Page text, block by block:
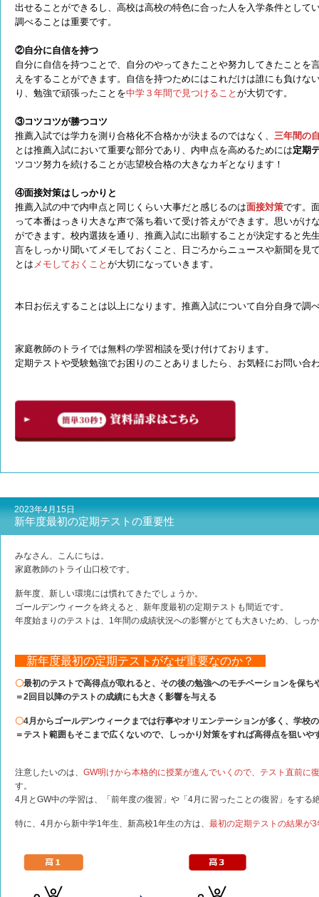
出せることができるし、高校は高校の特色に合った人を入学条件として
調べることは重要です。
②自分に自信を持つ
自分に自信を持つことで、自分のやってきたことや努力してきたことを
えをすることができます。自信を持つためにはこれだけは誰にも負けな
り、勉強で頑張ったことを中学３年間で見つけること が大切です。
③コツコツが勝つコツ
推薦入試では学力を測り合格化不合格かが決まるのではなく、 三年間の
とは推薦入試において重要な部分であり、内申点を高めるためには定期
ツコツ努力を続けることが志望校合格の大きなカギとなります！
④面接対策はしっかりと
推薦入試の中で内申点と同じくらい大事だと感じるのは面接対策です。
って本番はっきり大きな声で落ち着いて受け答えができます。思いがけ
ができます。校内選抜を通り、推薦入試に出願することが決定すると先
言をしっかり聞いてメモしておくこと、日ごろからニュースや新聞を見
とは メモしておくこと が大切になっていきます。
本日お伝えすることは以上になります。推薦入試について自分自身で調
家庭教師のトライでは無料の学習相談を受け付けております。
定期テストや受験勉強でお困りのことありましたら、お気軽にお問い合
2023年4月15日
新年度最初の定期テストの重要性
みなさん、こんにちは。
家庭教師のトライ山口校です。
新年度、新しい環境には慣れてきたでしょうか。
ゴールデンウィークを終えると、新年度最初の定期テストも間近です。
年度始まりのテストは、1年間の成績状況への影響がとても大きいため、しっ
新年度最初の定期テストがなぜ重要なのか？
〇最初のテストで高得点が取れると、その後の勉強へのモチベーションを保ち
＝2回目以降のテストの成績にも大きく影響を与える
〇4月からゴールデンウィークまでは行事やオリエンテーションが多く、学校
＝テスト範囲もそこまで広くないので、しっかり対策をすれば高得点を狙いや
注意したいのは、 GW明けから本格的に授業が進んでいくので、テスト直前に
す。
4月とGW中の学習は、「前年度の復習」や「4月に習ったことの復習」をする
特に、4月から新中学1年生、新高校1年生の方は、 最初の定期テストの結果が